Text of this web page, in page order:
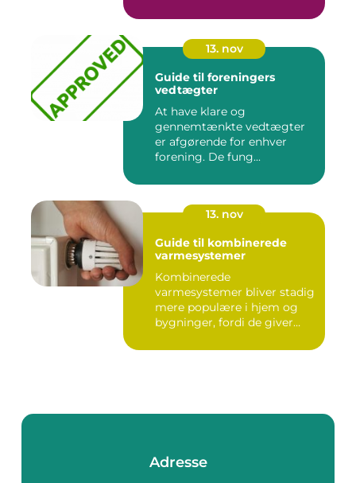
13. nov
Guide til foreningers
vedtægter
At have klare og
gennemtænkte vedtægter
er afgørende for enhver
forening. De fung...
13. nov
Guide til kombinerede
varmesystemer
Kombinerede
varmesystemer bliver stadig
mere populære i hjem og
bygninger, fordi de giver
Adresse